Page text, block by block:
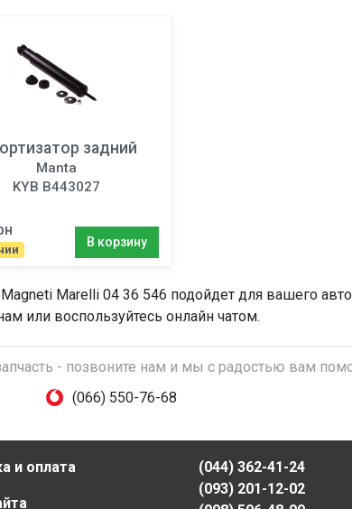
задний
Manta
KYB B443027
В корзину
Magneti Marelli 04 36 546 подойдет для вашего
или воспользуйтесь онлайн чатом.
- позвоните нам и мы с радостью вам
(066) 550-76-68
и оплата
(044) 362-41-24
(093) 201-12-02